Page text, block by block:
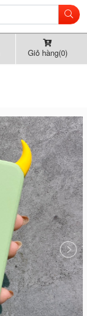
Giỏ hàng(0)